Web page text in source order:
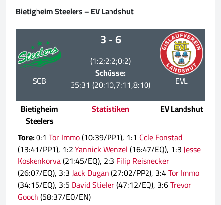
Bietigheim Steelers – EV Landshut
SCB
3 - 6
(1:2;2:2;0:2)
Schüsse:
35:31 (20:10,7:11,8:10)
EVL
Bietigheim
Steelers
Statistiken
EV Landshut
Tore:0:1 Tor Immo(10:39/PP1), 1:1 Cole Fonstad
(13:41/PP1), 1:2Yannick Wenzel(16:47/EQ), 1:3Jesse
Koskenkorva(21:45/EQ), 2:3 Filip Reisnecker
(26:07/EQ), 3:3Jack Dugan(27:02/PP2), 3:4Tor Immo
(34:15/EQ), 3:5 David Stieler(47:12/EQ), 3:6Trevor
Gooch(58:37/EQ/EN)